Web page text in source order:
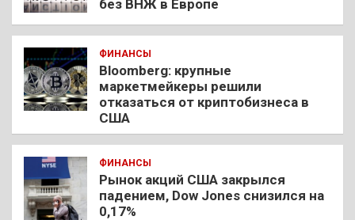
без ВНЖ в Европе
ФИНАНСЫ
Bloomberg: крупные
маркетмейкеры решили
отказаться от криптобизнеса в
США
ФИНАНСЫ
Рынок акций США закрылся
падением, Dow Jones снизился на
0,17%